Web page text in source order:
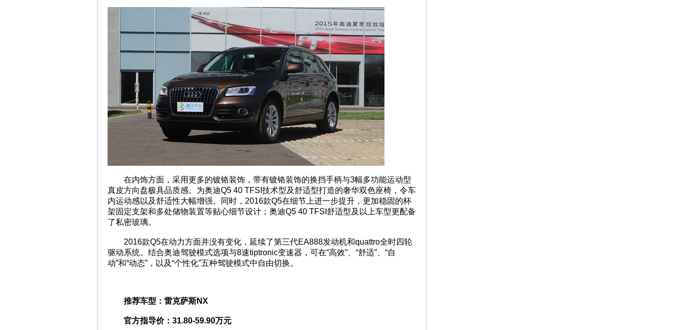
在内饰方面，采用更多的镀铬装饰，带有镀铬装饰的换挡手柄与3幅多功能运动型
真皮方向盘极具品质感。为奥迪Q5 40 TFSI技术型及舒适型打造的奢华双色座椅，令车
内运动感以及舒适性大幅增强。同时，2016款Q5在细节上进一步提升，更加稳固的杯
架固定支架和多处储物装置等贴心细节设计；奥迪Q5 40 TFSI舒适型及以上车型更配备
了私密玻璃。
2016款Q5在动力方面并没有变化，延续了第三代EA888发动机和quattro全时四轮
驱动系统。结合奥迪驾驶模式选项与8速tiptronic变速器，可在“高效”、“舒适”、“自
动”和“动态”，以及“个性化”五种驾驶模式中自由切换。
推荐车型：雷克萨斯NX
官方指导价：31.80-59.90万元